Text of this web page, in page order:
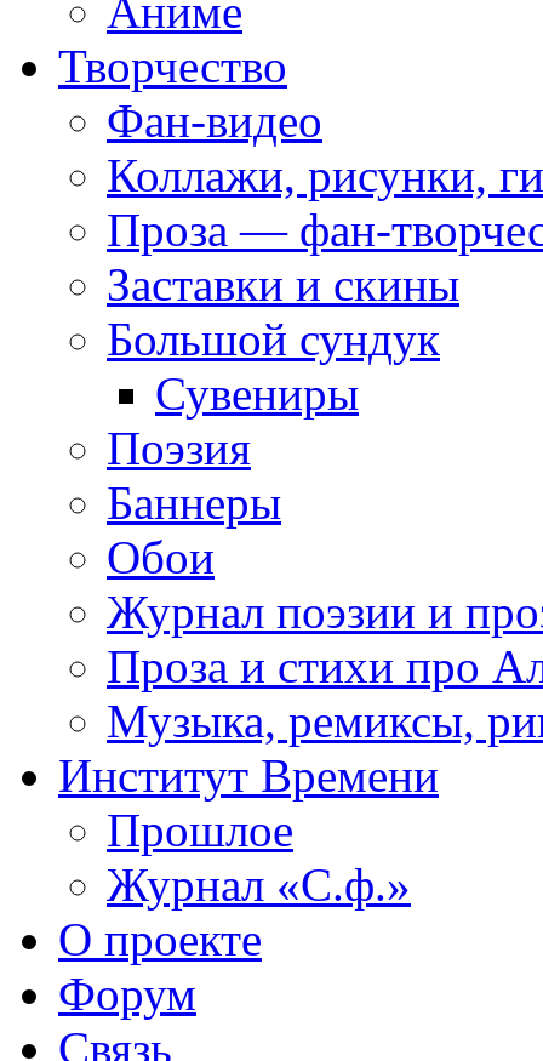
Аниме
Творчество
Фан-видео
Коллажи, рисунки,
Проза — фан-
Заставки и скины
Большой сундук
Сувениры
Поэзия
Баннеры
Обои
Журнал поэзии и
Проза и стихи про
Музыка, ремиксы,
Институт Времени
Прошлое
Журнал «С.ф.»
О проекте
Форум
Связь